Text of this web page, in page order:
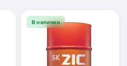
В наличии